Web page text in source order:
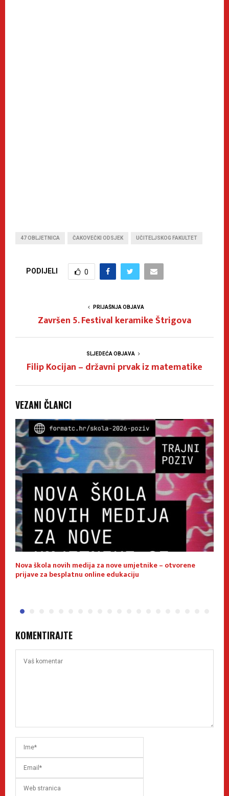
47 OBLJETNICA ČAKOVEČKI ODSJEK UČITELJSKOG FAKULTET
PODIJELI 0
PRIJAŠNJA OBJAVA
Završen 5. Festival keramike Štrigova
SLJEDEĆA OBJAVA
Filip Kocijan – državni prvak iz matematike
VEZANI ČLANCI
Nova škola novih medija za nove umjetnike – otvorene
prijave za besplatnu online edukaciju
KOMENTIRAJTE